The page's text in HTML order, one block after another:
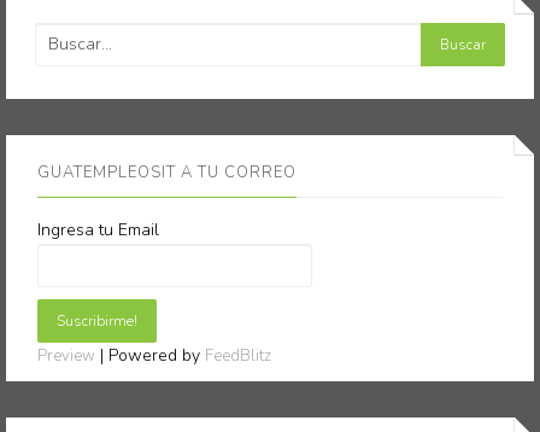
GUATEMPLEOSIT A TU CORREO
Ingresa tu Email
Preview | Powered by FeedBlitz